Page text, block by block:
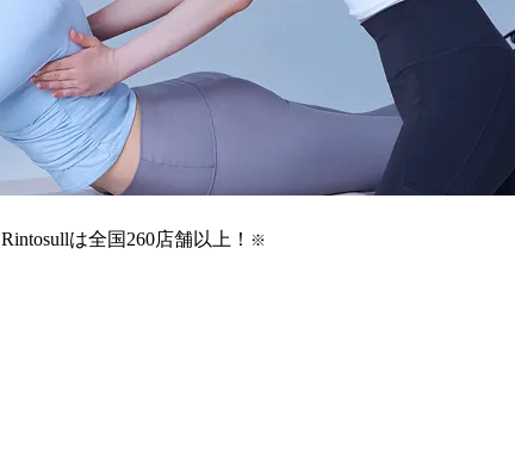
Rintosullは全国260店舗以上！ ※